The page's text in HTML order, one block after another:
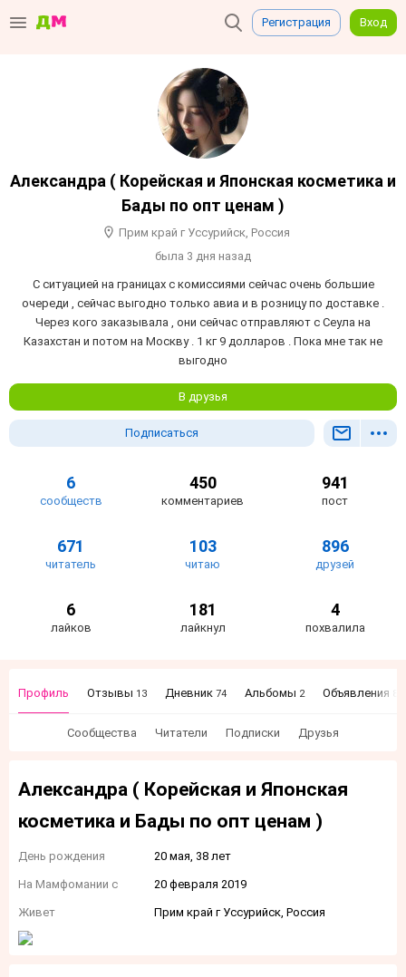
Регистрация Вход
Александра ( Корейская и Японская косметика и
Бады по опт ценам )
Прим край г Уссурийск, Россия
была 3 дня назад
С ситуацией на границах с комиссиями сейчас очень большие
очереди , сейчас выгодно только авиа и в розницу по доставке .
Через кого заказывала , они сейчас отправляют с Сеула на
Казахстан и потом на Москву . 1 кг 9 долларов . Пока мне так не
выгодно
В друзья
Подписаться
6
сообществ
450
комментариев
941
пост
671
читатель
103
читаю
896
друзей
6
лайков
181
лайкнул
4
похвалила
Профиль Отзывы 13 Дневник 74 Альбомы 2 Объявления
Сообщества Читатели Подписки Друзья
Александра ( Корейская и Японская
косметика и Бады по опт ценам )
День рождения 20 мая, 38 лет
На Мамфомании с 20 февраля 2019
Живет Прим край г Уссурийск, Россия